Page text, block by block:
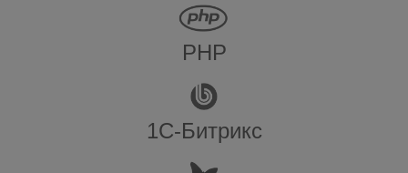
PHP
1С-Битрикс